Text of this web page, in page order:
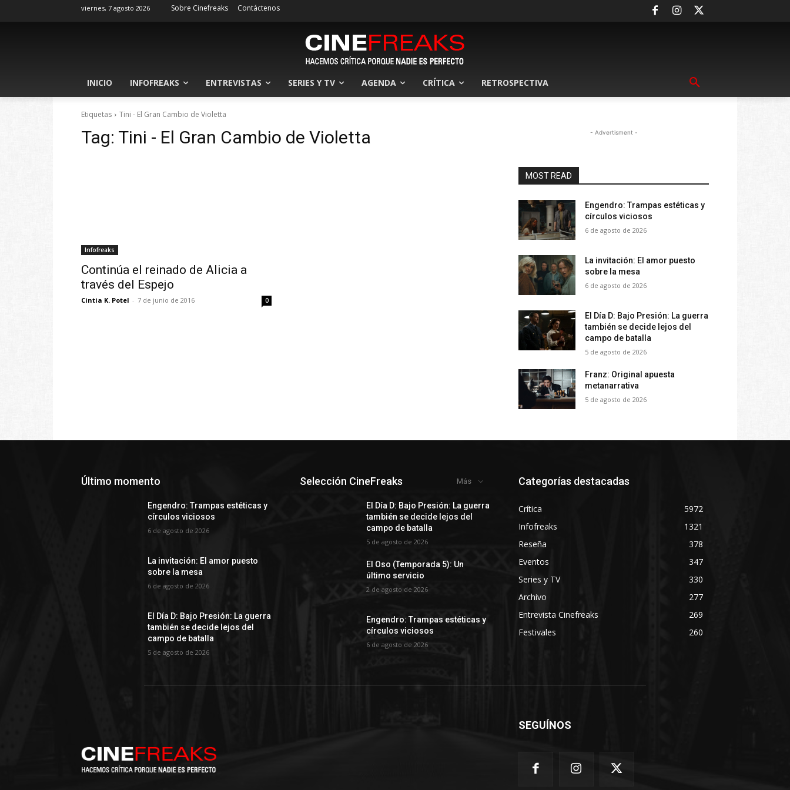
viernes, 7 agosto 2026 Sobre Cinefreaks Contáctenos
INICIO INFOFREAKS ENTREVISTAS SERIES Y TV AGENDA CRÍTICA RETROSPECTIVA
Etiquetas Tini - El Gran Cambio de Violetta
Tag: Tini - El Gran Cambio de Violetta
Infofreaks
Continúa el reinado de Alicia a
través del Espejo
Cintia K. Potel - 7 de junio de 2016 0
- Advertisment -
MOST READ
Engendro: Trampas estéticas y
círculos viciosos
6 de agosto de 2026
La invitación: El amor puesto
sobre la mesa
6 de agosto de 2026
El Día D: Bajo Presión: La guerra
también se decide lejos del
campo de batalla
5 de agosto de 2026
Franz: Original apuesta
metanarrativa
5 de agosto de 2026
Último momento
Engendro: Trampas estéticas y
círculos viciosos
6 de agosto de 2026
La invitación: El amor puesto
sobre la mesa
6 de agosto de 2026
El Día D: Bajo Presión: La guerra
también se decide lejos del
campo de batalla
5 de agosto de 2026
Selección CineFreaks Más
El Día D: Bajo Presión: La guerra
también se decide lejos del
campo de batalla
5 de agosto de 2026
El Oso (Temporada 5): Un
último servicio
2 de agosto de 2026
Engendro: Trampas estéticas y
círculos viciosos
6 de agosto de 2026
Categorías destacadas
Crítica
5972
Infofreaks
1321
Reseña
378
Eventos
347
Series y TV
330
Archivo
277
Entrevista Cinefreaks
269
Festivales
260
SEGUÍNOS